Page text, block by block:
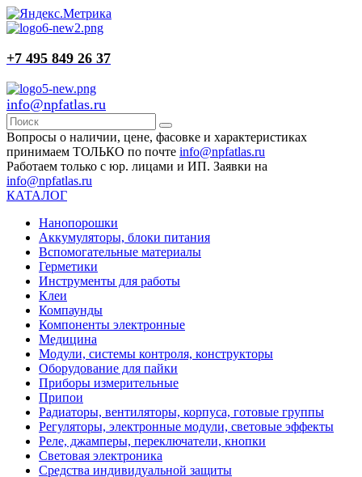
+7 495 849 26 37
info@npfatlas.ru
Вопросы о наличии, цене, фасовке и характеристиках
принимаем ТОЛЬКО по почте info@npfatlas.ru
Работаем только с юр. лицами и ИП. Заявки на
info@npfatlas.ru
КАТАЛОГ
Нанопорошки
Аккумуляторы, блоки питания
Вспомогательные материалы
Герметики
Инструменты для работы
Клеи
Компаунды
Компоненты электронные
Медицина
Модули, системы контроля, конструкторы
Оборудование для пайки
Приборы измерительные
Припои
Радиаторы, вентиляторы, корпуса, готовые группы
Регуляторы, электронные модули, световые эффекты
Реле, джамперы, переключатели, кнопки
Световая электроника
Средства индивидуальной защиты